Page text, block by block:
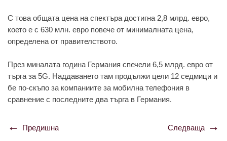
С това общата цена на спектъра достигна 2,8 млрд. евро,
което е с 630 млн. евро повече от минималната цена,
определена от правителството.
През миналата година Германия спечели 6,5 млрд. евро от
търга за 5G. Наддаването там продължи цели 12 седмици и
бе по-скъпо за компаниите за мобилна телефония в
сравнение с последните два търга в Германия.
Навигация
Предишна Следваща